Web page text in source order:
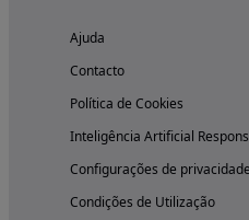
Ajuda
Contacto
Política de Cookies
Inteligência Artificial
Configurações de privacidade
Condições de Utilização